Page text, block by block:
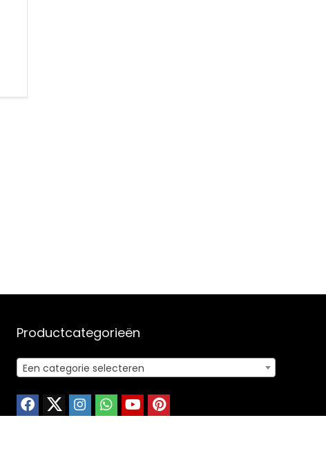
Productcategorieën
Een categorie selecteren